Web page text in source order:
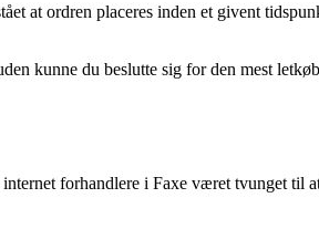
at ordren placeres inden et givent
kunne du beslutte sig for den mest
forhandlere i Faxe været tvunget til